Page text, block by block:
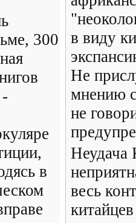
300
в
в виду
Не
мнению
не
Неудача
весь